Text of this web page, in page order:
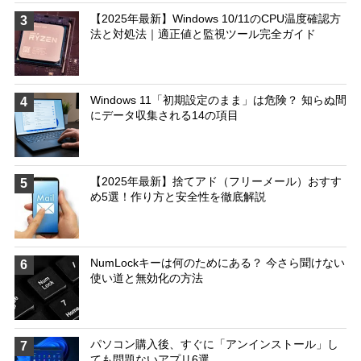
3
【2025年最新】Windows 10/11のCPU温度確認方
法と対処法｜適正値と監視ツール完全ガイド
4
Windows 11「初期設定のまま」は危険？ 知らぬ間
にデータ収集される14の項目
5
【2025年最新】捨てアド（フリーメール）おすす
め5選！作り方と安全性を徹底解説
6
NumLockキーは何のためにある？ 今さら聞けない
使い道と無効化の方法
7
パソコン購入後、すぐに「アンインストール」し